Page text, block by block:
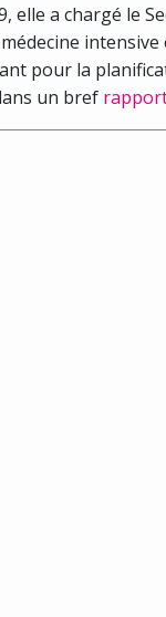
a chargé le
pour la
un bref